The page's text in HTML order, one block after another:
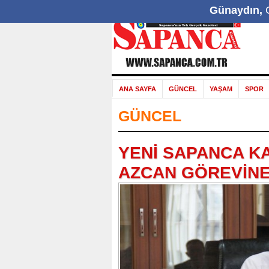
Günaydın,
ANA SAYFA GÜNCEL YAŞAM SPOR
GÜNCEL
YENİ SAPANCA
AZCAN